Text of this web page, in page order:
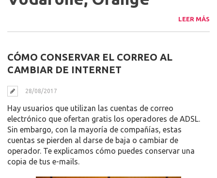
LEER MÁS
CÓMO CONSERVAR EL CORREO AL
CAMBIAR DE INTERNET
28/08/2017
Hay usuarios que utilizan las cuentas de correo
electrónico que ofertan gratis los operadores de ADSL.
Sin embargo, con la mayoría de compañías, estas
cuentas se pierden al darse de baja o cambiar de
operador. Te explicamos cómo puedes conservar una
copia de tus e-mails.